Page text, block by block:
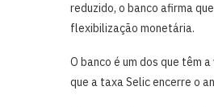
reduzido, o banco afirma
flexibilização monetária.
O banco é um dos que têm
que a taxa Selic encerre o